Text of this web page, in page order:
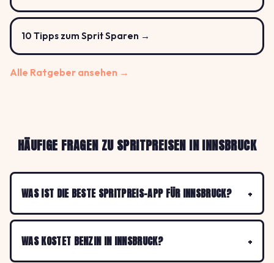
10 Tipps zum Sprit Sparen →
Alle Ratgeber ansehen →
HÄUFIGE FRAGEN ZU SPRITPREISEN IN INNSBRUCK
WAS IST DIE BESTE SPRITPREIS-APP FÜR INNSBRUCK?
WAS KOSTET BENZIN IN INNSBRUCK?